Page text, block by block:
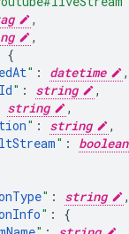
,
,
" : datetime
,
" : string
,
string
,
" : string
,
" :
boolean
" : string
,
" :